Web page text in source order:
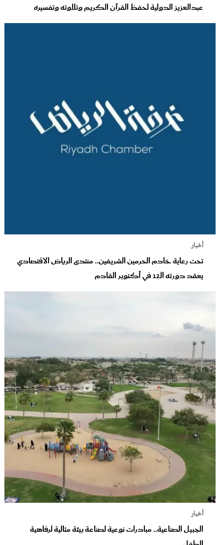
عبدالعزيز الدولية لحفظ القرآن الكريم وتلاوته وتفسيره
أخبار
تحت رعاية خادم الحرمين الشريفين.. منتدى الرياض الاقتصادي
يعقد دورته الـ12 في أكتوبر القادم
أخبار
الجبيل الصناعية.. مبادرات نوعية لصناعة بيئة مثالية لرفاهية